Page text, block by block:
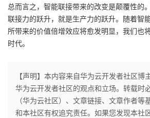
总而言之，智能联接带来的改变是颠覆性的
联接力的跃升，就是生产力的跃升。随着智
所带来的价值倍增效应将愈发明显，我们也
时代。
【声明】本内容来自华为云开发者社区博
华为云开发者社区的观点和立场。转载时
（华为云社区）、文章链接、文章作者等
和本社区有权追究责任。如果您发现本社